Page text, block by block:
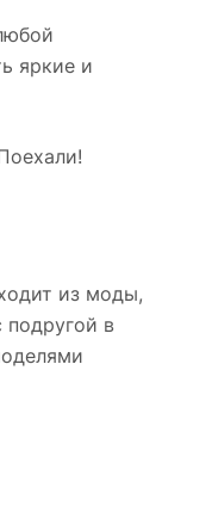
яркие и
из моды,
подругой в